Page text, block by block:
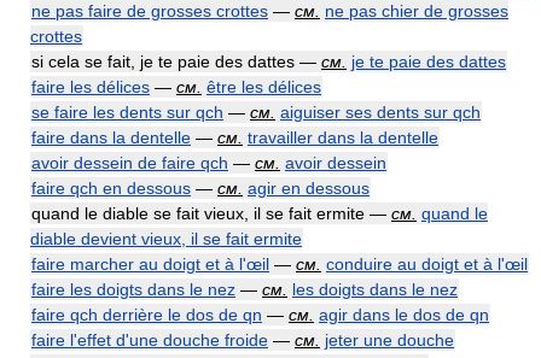
ne pas faire de grosses crottes — см. ne pas chier de grosses
crottes
si cela se fait, je te paie des dattes — см. je te paie des dattes
faire les délices — см. être les délices
se faire les dents sur qch — см. aiguiser ses dents sur qch
faire dans la dentelle — см. travailler dans la dentelle
avoir dessein de faire qch — см. avoir dessein
faire qch en dessous — см. agir en dessous
quand le diable se fait vieux, il se fait ermite — см. quand le
diable devient vieux, il se fait ermite
faire marcher au doigt et à l'œil — см. conduire au doigt et à l'œil
faire les doigts dans le nez — см. les doigts dans le nez
faire qch derrière le dos de qn — см. agir dans le dos de qn
faire l'effet d'une douche froide — см. jeter une douche